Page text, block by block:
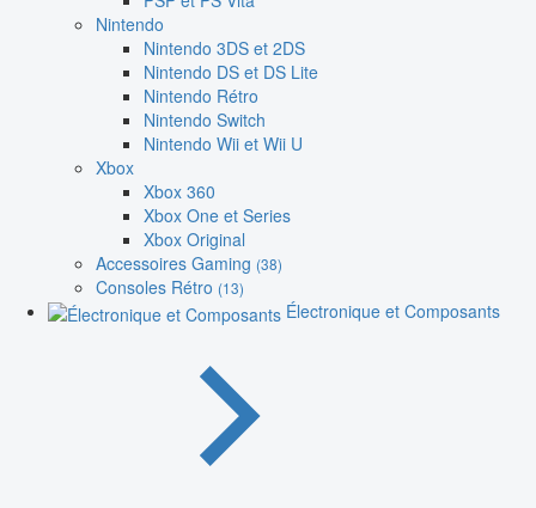
Nintendo
Nintendo 3DS et 2DS
Nintendo DS et DS Lite
Nintendo Rétro
Nintendo Switch
Nintendo Wii et Wii U
Xbox
Xbox 360
Xbox One et Series
Xbox Original
Accessoires Gaming (38)
Consoles Rétro (13)
Électronique et Composants